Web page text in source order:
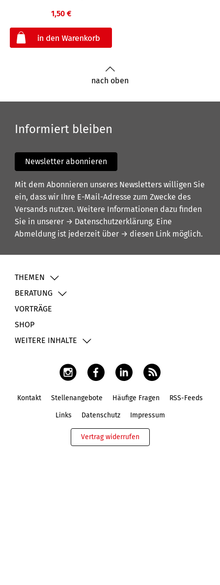
1,50 €
nach oben
Informiert bleiben
Newsletter abonnieren
Mit dem Abonnieren unseres Newsletters willigen Sie
ein, dass wir Ihre E-Mail-Adresse zum Zwecke des
Versands nutzen. Weitere Informationen dazu finden
Sie in unserer → Datenschutzerklärung. Eine
Abmeldung ist jederzeit über → diesen Link möglich.
THEMEN
BERATUNG
VORTRÄGE
SHOP
WEITERE INHALTE
Kontakt Stellenangebote Häufige Fragen RSS-Feeds
Links Datenschutz Impressum
Vertrag widerrufen